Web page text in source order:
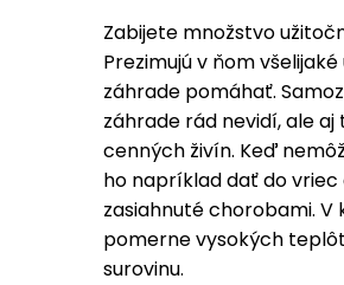
Zabijete množstvo
Prezimujú v ňom
záhrade pomáhať.
záhrade rád nevidí, ale
cenných živín. Keď
ho napríklad dať do
zasiahnuté chorobami.
pomerne vysokých
surovinu.